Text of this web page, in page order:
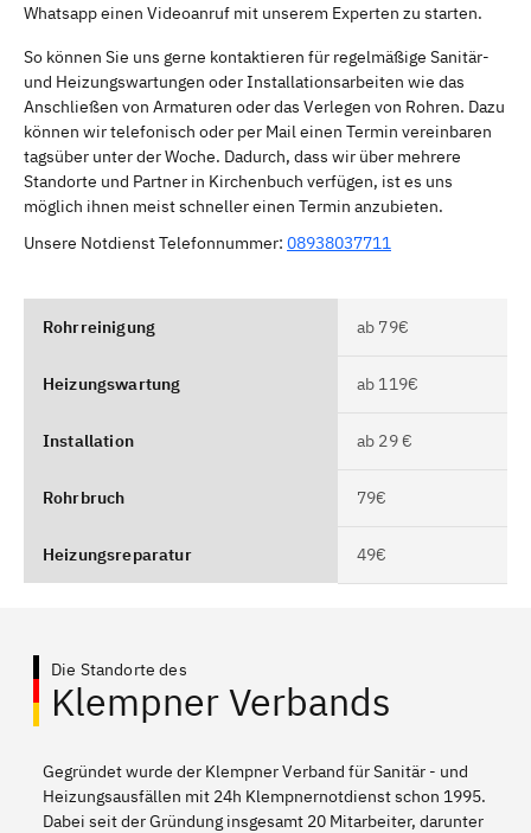
Whatsapp einen Videoanruf mit unserem Experten zu starten.
So können Sie uns gerne kontaktieren für regelmäßige Sanitär-
und Heizungswartungen oder Installationsarbeiten wie das
Anschließen von Armaturen oder das Verlegen von Rohren. Dazu
können wir telefonisch oder per Mail einen Termin vereinbaren
tagsüber unter der Woche. Dadurch, dass wir über mehrere
Standorte und Partner in Kirchenbuch verfügen, ist es uns
möglich ihnen meist schneller einen Termin anzubieten.
Unsere Notdienst Telefonnummer: 08938037711
Rohrreinigung ab 79€
Heizungswartung ab 119€
Installation ab 29 €
Rohrbruch 79€
Heizungsreparatur 49€
Die Standorte des
Klempner Verbands
Gegründet wurde der Klempner Verband für Sanitär - und
Heizungsausfällen mit 24h Klempnernotdienst schon 1995.
Dabei seit der Gründung insgesamt 20 Mitarbeiter, darunter